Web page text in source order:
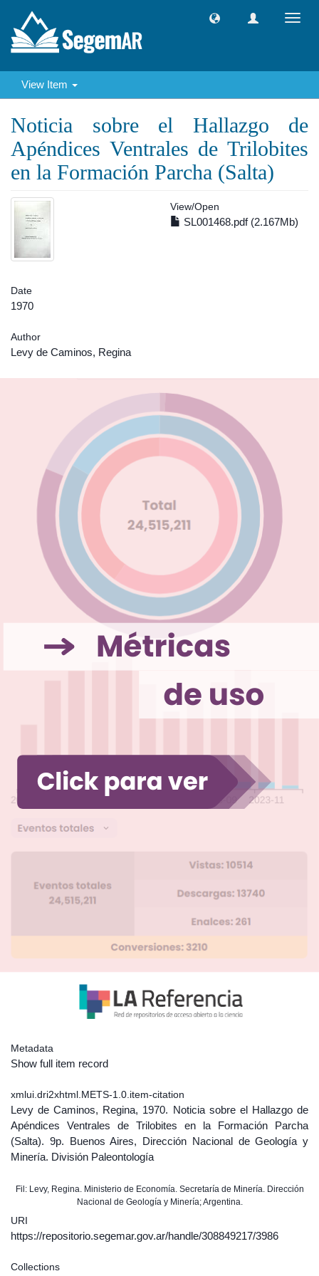
View Item
Noticia sobre el Hallazgo de
Apéndices Ventrales de Trilobites
en la Formación Parcha (Salta)
View/Open
SL001468.pdf (2.167Mb)
Date
1970
Author
Levy de Caminos, Regina
Metadata
Show full item record
xmlui.dri2xhtml.METS-1.0.item-citation
Levy de Caminos, Regina, 1970. Noticia sobre el Hallazgo de
Apéndices Ventrales de Trilobites en la Formación Parcha
(Salta). 9p. Buenos Aires, Dirección Nacional de Geología y
Minería. División Paleontología
Fil: Levy, Regina. Ministerio de Economía. Secretaría de Minería. Dirección
Nacional de Geología y Minería; Argentina.
URI
https://repositorio.segemar.gov.ar/handle/308849217/3986
Collections